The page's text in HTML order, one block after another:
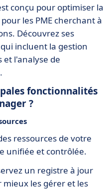
conçu pour optimiser la
les PME cherchant à
Découvrez ses
incluent la gestion
et l'analyse de
fonctionnalités
?
ressources de votre
unifiée et contrôlée.
un registre à jour
mieux les gérer et les